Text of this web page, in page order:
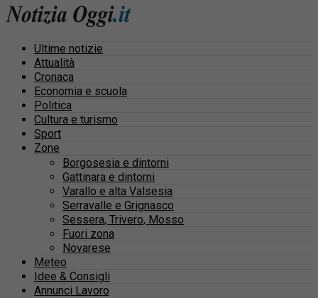
Ultime notizie
Attualità
Cronaca
Economia e scuola
Politica
Cultura e turismo
Sport
Zone
Borgosesia e dintorni
Gattinara e dintorni
Varallo e alta Valsesia
Serravalle e Grignasco
Sessera, Trivero, Mosso
Fuori zona
Novarese
Meteo
Idee & Consigli
Annunci Lavoro